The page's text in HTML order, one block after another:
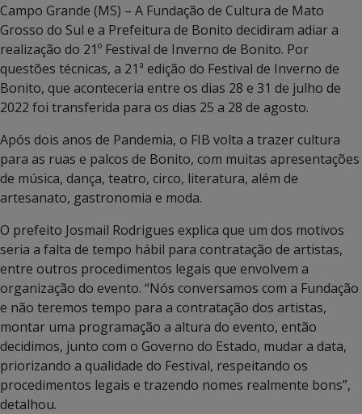
Campo Grande (MS) – A Fundação de Cultura de Mato
Grosso do Sul e a Prefeitura de Bonito decidiram adiar a
realização do 21º Festival de Inverno de Bonito. Por
questões técnicas, a 21ª edição do Festival de Inverno de
Bonito, que aconteceria entre os dias 28 e 31 de julho de
2022 foi transferida para os dias 25 a 28 de agosto.
Após dois anos de Pandemia, o FIB volta a trazer cultura
para as ruas e palcos de Bonito, com muitas apresentações
de música, dança, teatro, circo, literatura, além de
artesanato, gastronomia e moda.
O prefeito Josmail Rodrigues explica que um dos motivos
seria a falta de tempo hábil para contratação de artistas,
entre outros procedimentos legais que envolvem a
organização do evento. “Nós conversamos com a Fundação
e não teremos tempo para a contratação dos artistas,
montar uma programação a altura do evento, então
decidimos, junto com o Governo do Estado, mudar a data,
priorizando a qualidade do Festival, respeitando os
procedimentos legais e trazendo nomes realmente bons”,
detalhou.